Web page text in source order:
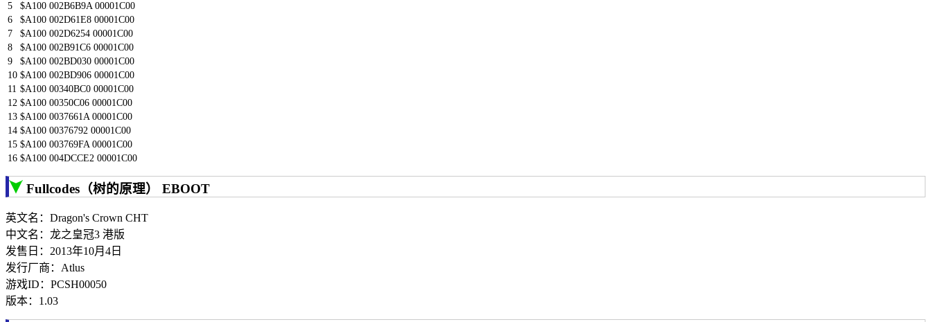
5
6
7
8
9
10
11
12
13
14
15
16
$A100 002B6B9A 00001C00
$A100 002D61E8 00001C00
$A100 002D6254 00001C00
$A100 002B91C6 00001C00
$A100 002BD030 00001C00
$A100 002BD906 00001C00
$A100 00340BC0 00001C00
$A100 00350C06 00001C00
$A100 0037661A 00001C00
$A100 00376792 00001C00
$A100 003769FA 00001C00
$A100 004DCCE2 00001C00
Fullcodes（树的原理） EBOOT
英文名：Dragon's Crown CHT
中文名：龙之皇冠3 港版
发售日：2013年10月4日
发行厂商：Atlus
游戏ID：PCSH00050
版本：1.03